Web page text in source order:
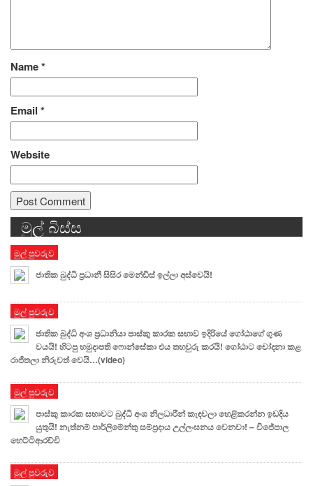
Name*
Email *
Website
Alternative:
මුල් බිස්ස
මුල් පුවරුව
ජාතික බුද්ධි ප්‍රධානී සිසිර මෙන්ඩිස් ඉල්ලා අස්වෙයි!
මුල් පුවරුව
ජාතික බුද්ධි අංශ ප්‍රධානියා පාස්කු කාරක සභාව ඉදිරියේ ගෝඨාගේ ගුණ
වයයි! හිටපු හමුදාපති ෆොන්සේකා එය තහවුරු කරයි! ගෝඨාට චෝදනා කළ
රාජිතලා නිරුවත් වෙයි…(video)
මුල් පුවරුව
පාස්කු කාරක සභාවට බුද්ධි අංශ නිලධාරීන් කැඳවලා හෙළිකරන්න ඉඩදිය
යුතුයි! නැත්නම් පාර්ලිමේන්තු සම්ප්‍රදාය උල්ලංඝනය වෙනවා! – විජේපාල
හෙට්ටිආරච්චි
මුල් පුවරුව